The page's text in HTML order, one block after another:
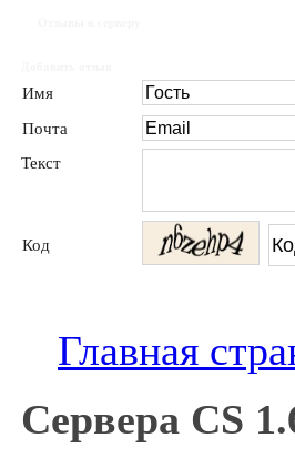
Имя
Почта
Текст
Код
Главная
Сервера CS